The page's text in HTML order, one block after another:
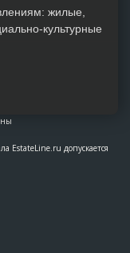
EstateLine.ru допускается
жилые,
культурные